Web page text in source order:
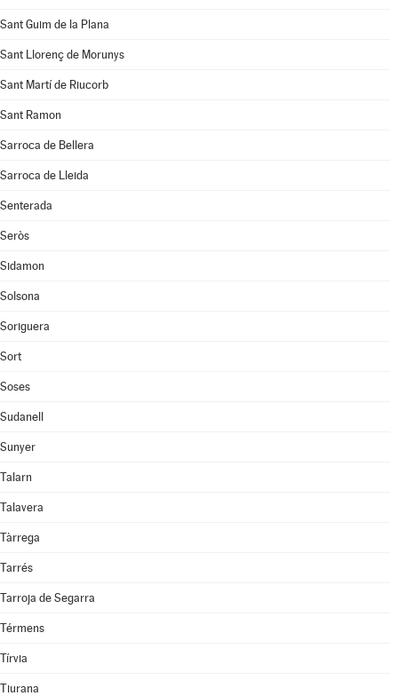
Sant Guim de la Plana
Sant Llorenç de Morunys
Sant Martí de Riucorb
Sant Ramon
Sarroca de Bellera
Sarroca de Lleida
Senterada
Seròs
Sidamon
Solsona
Soriguera
Sort
Soses
Sudanell
Sunyer
Talarn
Talavera
Tàrrega
Tarrés
Tarroja de Segarra
Térmens
Tírvia
Tiurana